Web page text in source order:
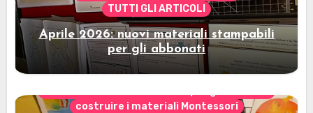
TUTTI GLI ARTICOLI
Aprile 2026: nuovi materiali stampabili
per gli abbonati
costruire i materiali Montessori